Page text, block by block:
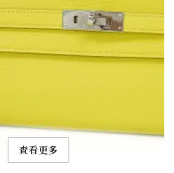
查看更多